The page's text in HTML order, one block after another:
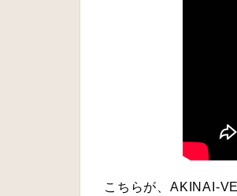
こちらが、AKINAI-